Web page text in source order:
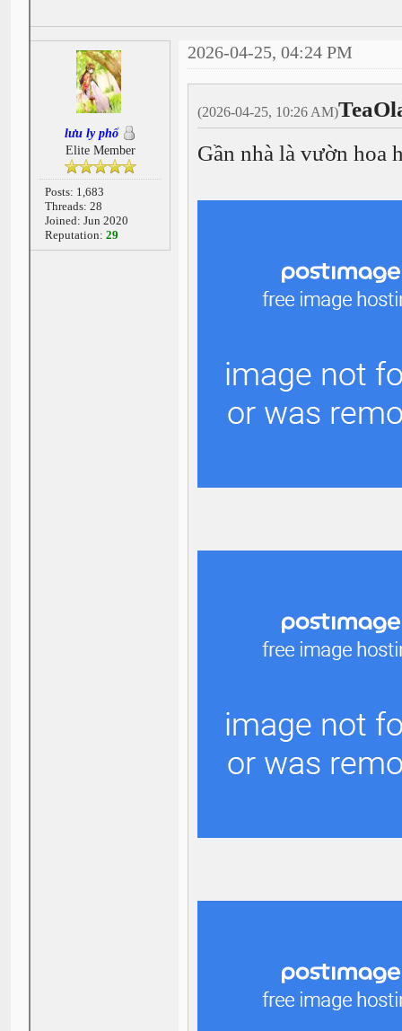
lưu ly phố
Elite Member
Posts: 1,683
Threads: 28
Joined: Jun 2020
Reputation: 29
2026-04-25, 04:24 PM
(2026-04-25, 10:26 AM)
Gần nhà là vườn hoa